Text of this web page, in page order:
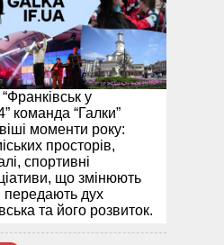
у
команда “Галки”
моменти року:
просторів,
спортивні
що змінюють
передають дух
та його розвиток.